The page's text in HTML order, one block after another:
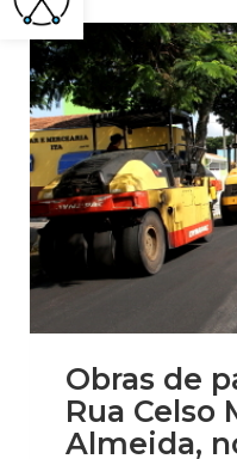
Obras de
Rua Celso
Almeida,